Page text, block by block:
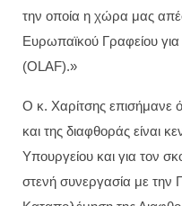
την οποία η χώρα μας
Ευρωπαϊκού Γραφείου
(OLAF).»
Ο κ. Χαρίτσης επισήμανε
και της διαφθοράς είναι
Υπουργείου και για τον
στενή συνεργασία με την